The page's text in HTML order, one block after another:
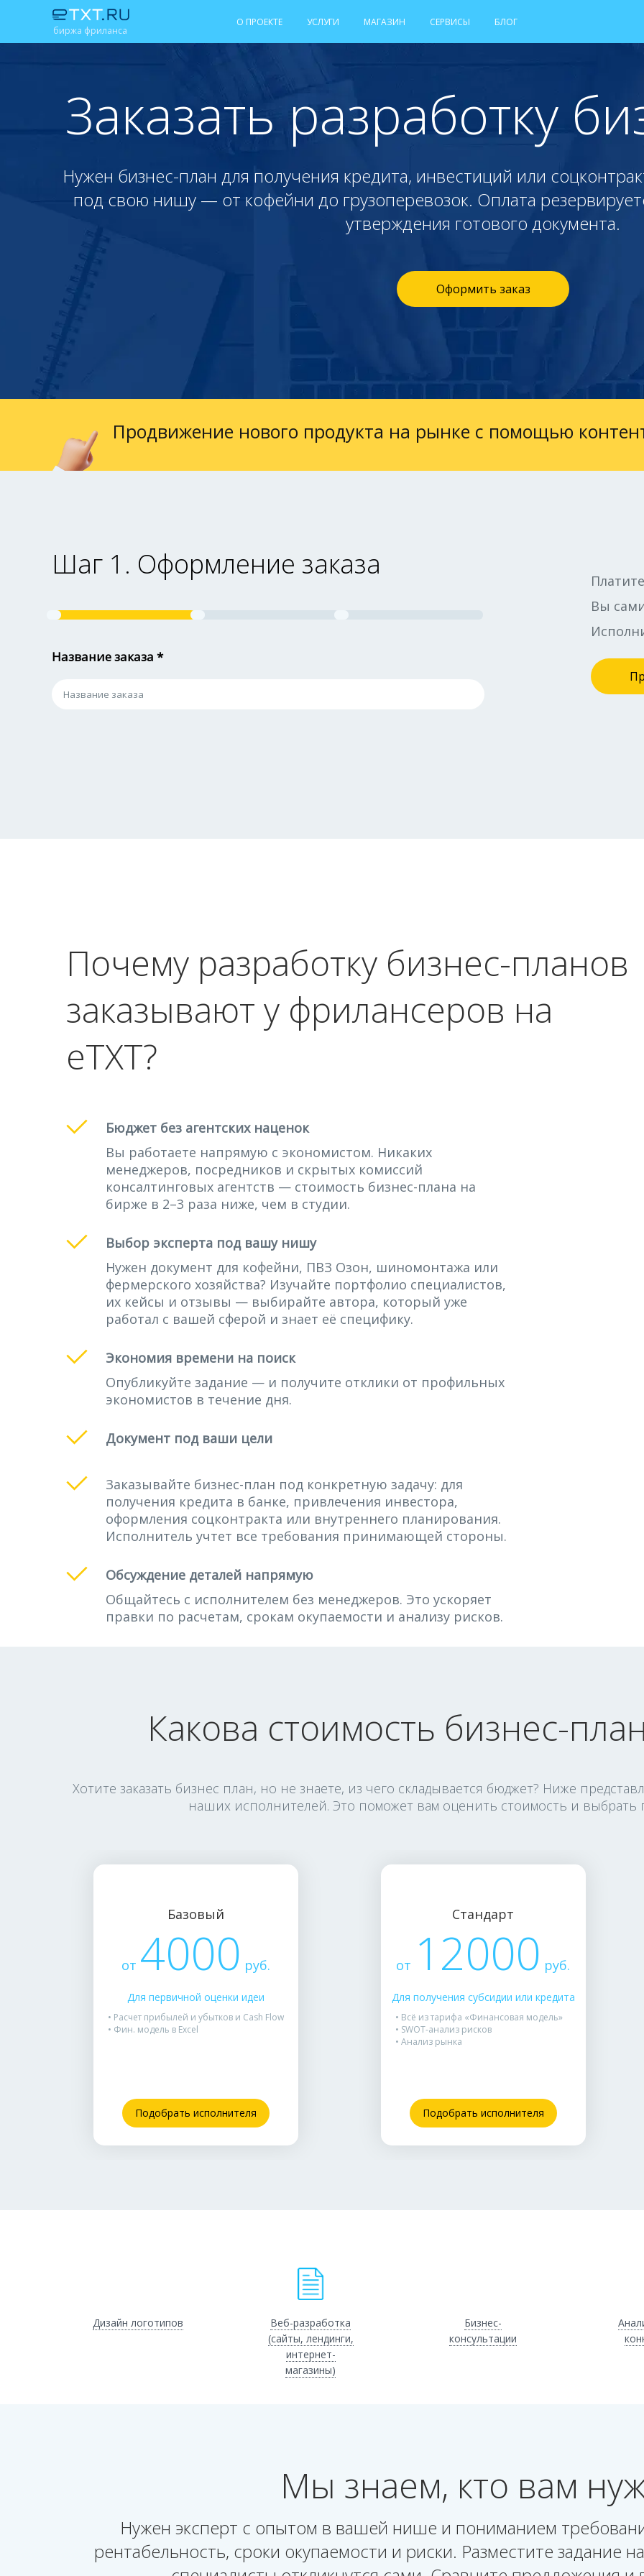
биржа фриланса
О ПРОЕКТЕ УСЛУГИ МАГАЗИН СЕРВИСЫ БЛОГ
Заказать разработку
Нужен бизнес-план для получения кредита, инвестиций или
под свою нишу — от кофейни до грузоперевозок. Оплата
утверждения готового документа.
Оформить заказ
Продвижение нового продукта на рынке с помощью
Шаг 1. Оформление заказа
Название заказа *
Вы
Почему разработку бизнес-планов
заказывают у фрилансеров на
eTXT?
Бюджет без агентских наценок
Вы работаете напрямую с экономистом. Никаких
менеджеров, посредников и скрытых комиссий
консалтинговых агентств — стоимость бизнес-плана на
бирже в 2–3 раза ниже, чем в студии.
Выбор эксперта под вашу нишу
Нужен документ для кофейни, ПВЗ Озон, шиномонтажа или
фермерского хозяйства? Изучайте портфолио специалистов,
их кейсы и отзывы — выбирайте автора, который уже
работал с вашей сферой и знает её специфику.
Экономия времени на поиск
Опубликуйте задание — и получите отклики от профильных
экономистов в течение дня.
Документ под ваши цели
Заказывайте бизнес-план под конкретную задачу: для
получения кредита в банке, привлечения инвестора,
оформления соцконтракта или внутреннего планирования.
Исполнитель учтет все требования принимающей стороны.
Обсуждение деталей напрямую
Общайтесь с исполнителем без менеджеров. Это ускоряет
правки по расчетам, срокам окупаемости и анализу рисков.
Какова стоимость бизнес-
Хотите заказать бизнес план, но не знаете, из чего складывается бюджет? Ниже
наших исполнителей. Это поможет вам оценить стоимость и выбрать
Базовый
от 4000 руб.
Для первичной оценки идеи
• Расчет прибылей и убытков и Cash Flow
• Фин. модель в Excel
Подобрать исполнителя
Стандарт
от 12000 руб.
Для получения субсидии или кредита
• Всё из тарифа «Финансовая модель»
• SWOT-анализ рисков
• Анализ рынка
Подобрать исполнителя
Дизайн логотипов
Веб-разработка
(сайты, лендинги,
интернет-
магазины)
Бизнес-
консультации
Мы знаем, кто вам
Нужен эксперт с опытом в вашей нише и пониманием
рентабельность, сроки окупаемости и риски. Разместите задание